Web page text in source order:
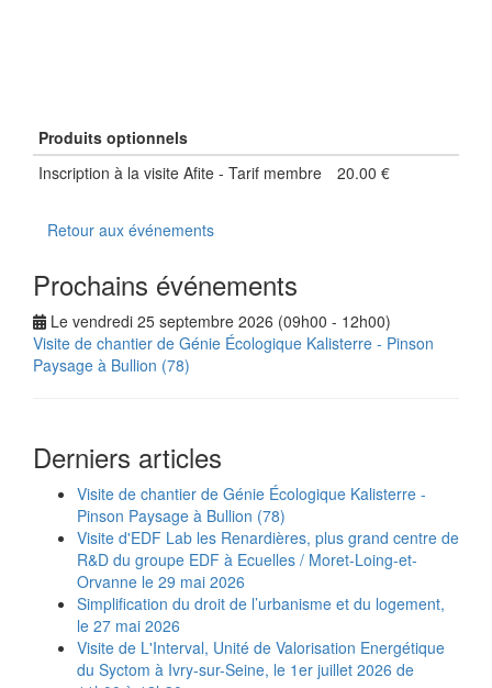
Produits optionnels
Inscription à la visite Afite - Tarif membre
20.00 €
Retour aux événements
Prochains événements
Le vendredi 25 septembre 2026 (09h00 - 12h00)
Visite de chantier de Génie Écologique Kalisterre - Pinson
Paysage à Bullion (78)
Derniers articles
Visite de chantier de Génie Écologique Kalisterre -
Pinson Paysage à Bullion (78)
Visite d'EDF Lab les Renardières, plus grand centre de
R&D du groupe EDF à Ecuelles / Moret-Loing-et-
Orvanne le 29 mai 2026
Simplification du droit de l’urbanisme et du logement,
le 27 mai 2026
Visite de L'Interval, Unité de Valorisation Energétique
du Syctom à Ivry-sur-Seine, le 1er juillet 2026 de